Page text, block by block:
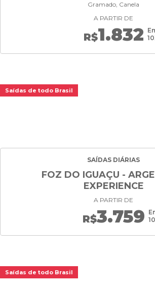
Gramado, Canela
A PARTIR DE
R$1.832
Saídas de todo Brasil
SAÍDAS DIÁRIAS
FOZ DO IGUAÇU -
EXPERIENCE
A PARTIR DE
R$3.759
Saídas de todo Brasil